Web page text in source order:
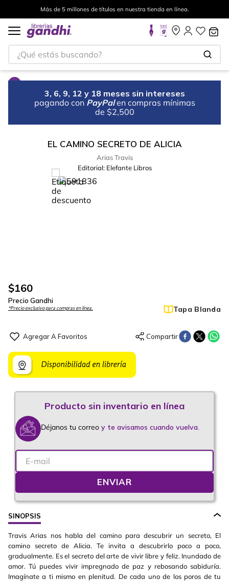
Más de 5 millones de títulos en nuestra tienda en línea.
¿Qué estás buscando?
3, 6, 9, 12 y 18 meses sin intereses
pagando con PayPal en compras mínimas
de $2,500
EL CAMINO SECRETO DE ALICIA
Arias Travis
Editorial: Elefante Libros
-51%
$160
Precio Gandhi
*Precio exclusivo para compras en línea. Tapa Blanda
Déjanos tu correo y te avisamos cuando vuelva.
ENVIAR
SINOPSIS
Travis Arias nos habla del camino para descubrir un secreto, El
camino secreto de Alicia. Te invita a descubrirlo poco a poco,
gradualmente. Es el secreto del arte de vivir libre y feliz. Inundado de
amor. Tú puedes vivir impregnado de paz y rebosando sabiduría.
Imagínate a ti mismo en plenitud. De cada uno de los poros de tu